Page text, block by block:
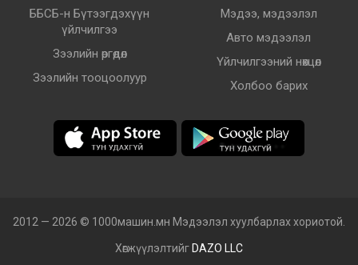
ББСБ-н Бүтээгдэхүүн
үйлчилгээ
Зээлийн өргөдөл
Зээлийн тооцоолуур
Мэдээ, мэдээлэл
Авто мэдээлэл
Үйлчилгээний нөхцөл
Холбоо барих
2012 — 2026 © 1000машин.мн Мэдээлэл хуулбарлах хориотой.
Хөгжүүлэлтийг DAZO LLC